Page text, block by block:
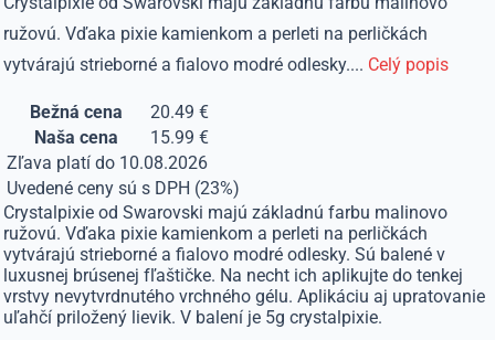
ružovú. Vďaka pixie kamienkom a perleti na perličkách
vytvárajú strieborné a fialovo modré odlesky.... Celý popis
Bežná cena
20.49 €
Naša cena
15.99 €
Zľava platí do 10.08.2026
Uvedené ceny sú s DPH (23%)
Crystalpixie od Swarovski majú základnú farbu malinovo
ružovú. Vďaka pixie kamienkom a perleti na perličkách
vytvárajú strieborné a fialovo modré odlesky. Sú balené v
luxusnej brúsenej fľaštičke. Na necht ich aplikujte do tenkej
vrstvy nevytvrdnutého vrchného gélu. Aplikáciu aj upratovanie
uľahčí priložený lievik. V balení je 5g crystalpixie.